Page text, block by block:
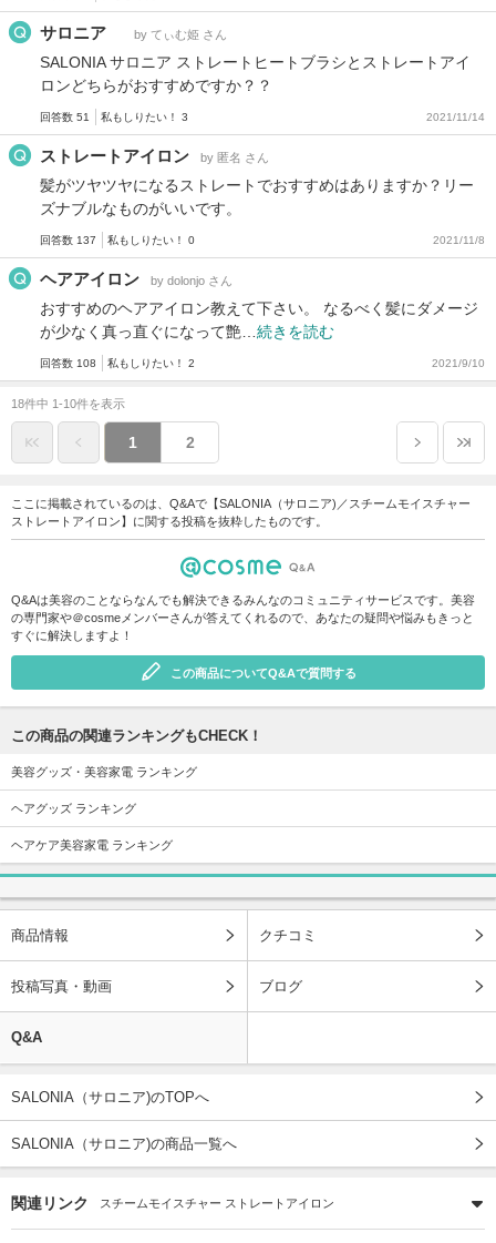
サロニア by てぃむ姫 さん
SALONIA サロニア ストレートヒートブラシとストレートアイ
ロンどちらがおすすめですか？？
回答数 51 私もしりたい！ 3 2021/11/14
ストレートアイロン by 匿名 さん
髪がツヤツヤになるストレートでおすすめはありますか？リー
ズナブルなものがいいです。
回答数 137 私もしりたい！ 0 2021/11/8
ヘアアイロン by dolonjo さん
おすすめのヘアアイロン教えて下さい。 なるべく髪にダメージ
が少なく真っ直ぐになって艶… 続きを読む
回答数 108 私もしりたい！ 2 2021/9/10
18件中 1-10件を表示
1 2
ここに掲載されているのは、Q&Aで【SALONIA（サロニア)／スチームモイスチャー
ストレートアイロン】に関する投稿を抜粋したものです。
Q&Aは美容のことならなんでも解決できるみんなのコミュニティサービスです。美容
の専門家や＠cosmeメンバーさんが答えてくれるので、あなたの疑問や悩みもきっと
すぐに解決しますよ！
この商品についてQ&Aで質問する
この商品の関連ランキングもCHECK！
美容グッズ・美容家電 ランキング
ヘアグッズ ランキング
ヘアケア美容家電 ランキング
商品情報 クチコミ
投稿写真・動画 ブログ
Q&A
SALONIA（サロニア)のTOPへ
SALONIA（サロニア)の商品一覧へ
関連リンク スチームモイスチャー ストレートアイロン